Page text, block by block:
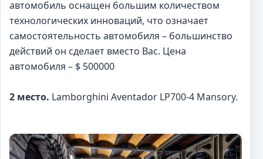
автомобиль оснащен большим количеством
технологических инноваций, что означает
самостоятельность автомобиля – большинство
действий он сделает вместо Вас. Цена
автомобиля – $ 500000
2 место. Lamborghini Aventador LP700-4 Mansory.